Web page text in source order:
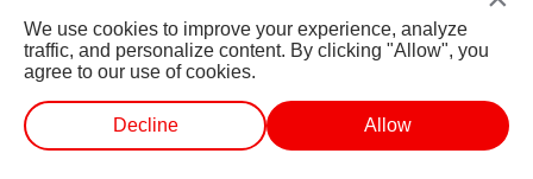
ABP Ganga
ABP ਸਾਂਝਾ ABP நாடு ABP దేశం
FOLLOW US
We use cookies to improve your experience, analyze
traffic, and personalize content. By clicking "Allow", you
agree to our use of cookies.
Decline Allow